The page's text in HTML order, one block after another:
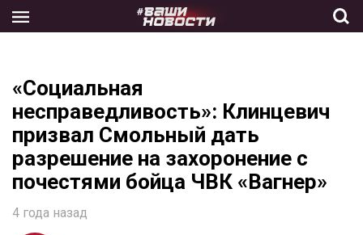
the
«Социальная
несправедливость»: Клинцевич
призвал Смольный дать
разрешение на захоронение с
почестями бойца ЧВК «Вагнер»
4 года назад